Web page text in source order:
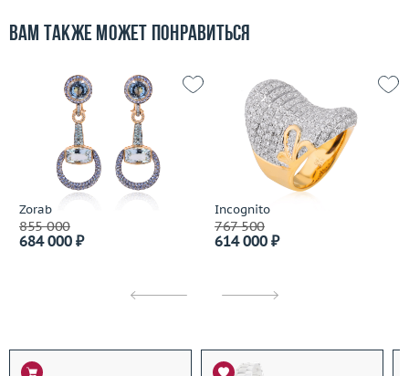
Вам также может понравиться
Zorab
855 000
684 000 ₽
Incognito
767 500
614 000 ₽